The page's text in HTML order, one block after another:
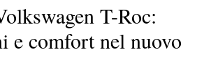
T-Roc:
e comfort nel nuovo